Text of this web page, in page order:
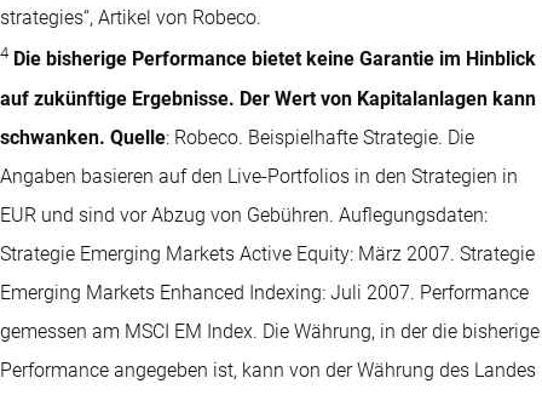
strategies“, Artikel von Robeco.
4 Die bisherige Performance bietet keine Garantie im Hinblick
auf zukünftige Ergebnisse. Der Wert von Kapitalanlagen kann
schwanken. Quelle: Robeco. Beispielhafte Strategie. Die
Angaben basieren auf den Live-Portfolios in den Strategien in
EUR und sind vor Abzug von Gebühren. Auflegungsdaten:
Strategie Emerging Markets Active Equity: März 2007. Strategie
Emerging Markets Enhanced Indexing: Juli 2007. Performance
gemessen am MSCI EM Index. Die Währung, in der die bisherige
Performance angegeben ist, kann von der Währung des Landes